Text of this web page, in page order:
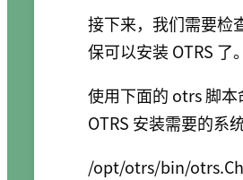
接下来，我们需要检
保可以安装 OTRS 了。
使用下面的 otrs 脚本
OTRS 安装需要的系
/opt/otrs/bin/